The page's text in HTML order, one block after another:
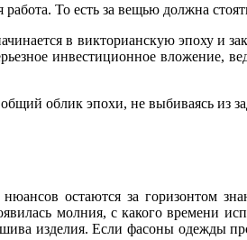
То есть за вещью должна
в викторианскую эпоху и
инвестиционное вложение,
облик эпохи, не выбиваясь из
остаются за горизонтом
молния, с какого времени
изделия. Если фасоны одежды